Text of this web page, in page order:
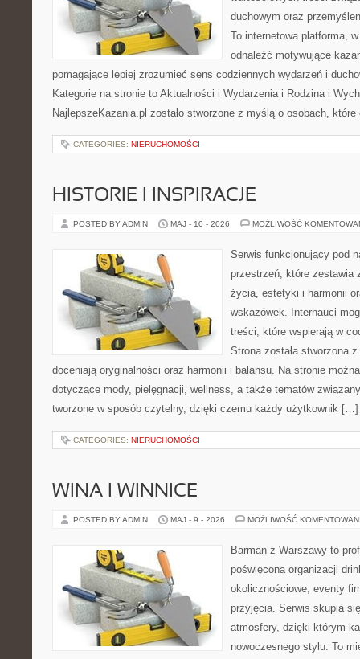
duchowym oraz
To internetowa platforma,
odnaleźć motywujące
pomagające lepiej zrozumieć sens codziennych wydarzeń i
Kategorie na stronie to Aktualności i Wydarzenia i Rodzina i
NajlepszeKazania.pl zostało stworzone z myślą o osobach,
CATEGORIES: NIERUCHOMOŚCI
HISTORIE I INSPIRACJE
POSTED BY ADMIN MAJ - 10 - 2026 MOŻLIWOŚĆ
Serwis funkcjonujący pod
przestrzeń, które zestawia
życia, estetyki i harmonii
wskazówek. Internauci
treści, które wspierają w
Strona została stworzona
doceniają oryginalności oraz harmonii i balansu. Na stronie
dotyczące mody, pielęgnacji, wellness, a także tematów
tworzone w sposób czytelny, dzięki czemu każdy użytkownik […]
CATEGORIES: NIERUCHOMOŚCI
WINA I WINNICE
POSTED BY ADMIN MAJ - 9 - 2026 MOŻLIWOŚĆ
Barman z Warszawy to
poświęcona organizacji
okolicznościowe, eventy
przyjęcia. Serwis skupia
atmosfery, dzięki którym
nowoczesnego stylu. To